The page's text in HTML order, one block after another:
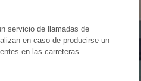
servicio de llamadas de
en caso de producirse un
en las carreteras.